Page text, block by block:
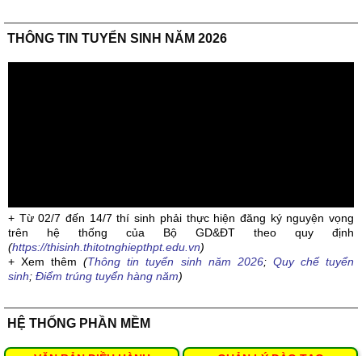
THÔNG TIN TUYỂN SINH NĂM 2026
+ Từ 02/7 đến 14/7 thí sinh phải thực hiện đăng ký nguyện vọng
trên hệ thống của Bộ GD&ĐT theo quy định
(https://thisinh.thitotnghiepthpt.edu.vn)
+ Xem thêm(Thông tin tuyển sinh năm 2026; Quy chế tuyển
sinh; Điểm trúng tuyển hàng năm)
HỆ THỐNG PHẦN MỀM